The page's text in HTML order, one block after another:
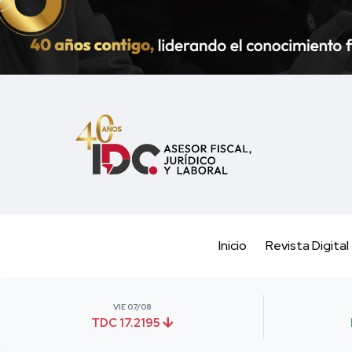
Inicio Revista Digital
VIE 07/08
TDC 17.2195